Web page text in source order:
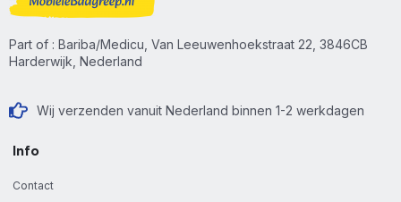
Part of : Bariba/Medicu, Van Leeuwenhoekstraat 22, 3846CB
Harderwijk, Nederland
Wij verzenden vanuit Nederland binnen 1-2 werkdagen
Info
Contact